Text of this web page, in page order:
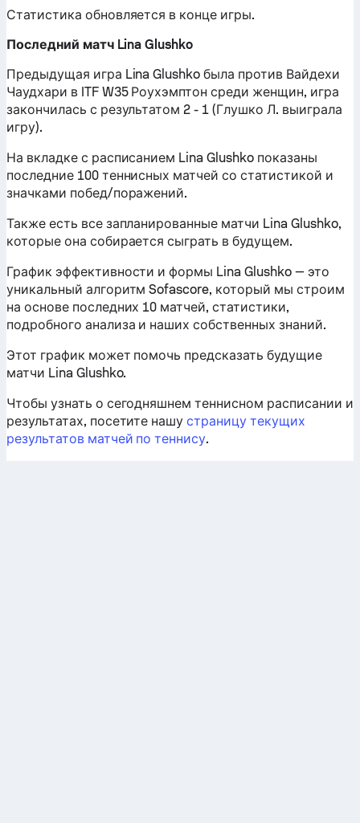
Статистика обновляется в конце игры.
Последний матч Lina Glushko
Предыдущая игра Lina Glushko была против Вайдехи
Чаудхари в ITF W35 Роухэмптон среди женщин, игра
закончилась с результатом 2 - 1 (Глушко Л. выиграла
игру).
На вкладке с расписанием Lina Glushko показаны
последние 100 теннисных матчей со статистикой и
значками побед/поражений.
Также есть все запланированные матчи Lina Glushko,
которые она собирается сыграть в будущем.
График эффективности и формы Lina Glushko — это
уникальный алгоритм Sofascore, который мы строим
на основе последних 10 матчей, статистики,
подробного анализа и наших собственных знаний.
Этот график может помочь предсказать будущие
матчи Lina Glushko.
Чтобы узнать о сегодняшнем теннисном расписании и
результатах, посетите нашустраницу текущих
результатов матчей по теннису.